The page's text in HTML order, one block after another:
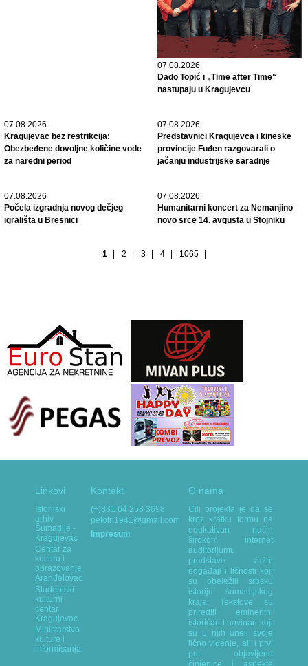
07.08.2026
Dado Topić i „Time after Time“
nastupaju u Kragujevcu
07.08.2026
Kragujevac bez restrikcija:
Obezbeđene dovoljne količine vode
za naredni period
07.08.2026
Predstavnici Kragujevca i kineske
provincije Fuđen razgovarali o
jačanju industrijske saradnje
07.08.2026
Počela izgradnja novog dečjeg
igrališta u Bresnici
07.08.2026
Humanitarni koncert za Nemanjino
novo srce 14. avgusta u Stojniku
1 | 2 | 3 | 4 | 1065 |
Linkovi
Istorijski
arhiv
Šumadije -
Kragujevac
Centar za
kulturu i
obrazovanje
Aranđelovac
Studentski
kulturni
centar
Kragujevac
Ministarstvo
kulture i
informisanja
Kontakt
(+)381 64 258 3698
petotri1941@gmail.com
Impresum
O nama
Cilj projekta je da se
kroz kratku formu na
edukativan način
širokom internet
auditorijumu
predstave važni
događaji i ličnosti koji
su obeležili srpsku
istoriju šumadijskog
kraja. Tekstove su
priredili eminentni
istoričari i novinari koji
su u njih uneli svoje
lično viđenje, ali i prvi
put objavljene
činjenice i aspekte